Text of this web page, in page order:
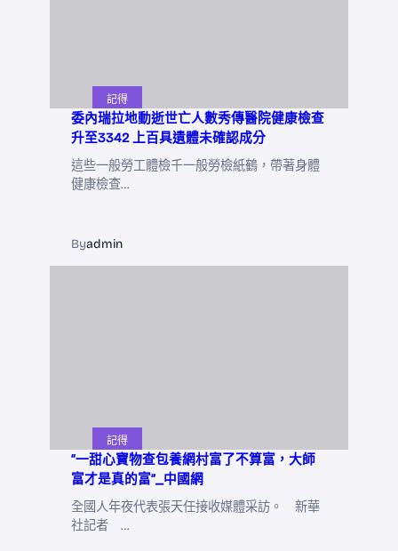
記得
委內瑞拉地動逝世亡人數秀傳醫院健康檢查
升至3342 上百具遺體未確認成分
這些一般勞工體檢千一般勞檢紙鶴，帶著身體
健康檢查…
Byadmin
記得
“一甜心寶物查包養網村富了不算富，大師
富才是真的富”_中國網
全國人年夜代表張天任接收媒體采訪。 新華
社記者 …